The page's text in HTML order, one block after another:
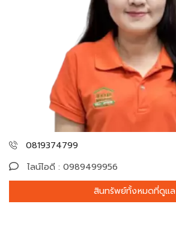
0819374799
ไลน์ไอดี : 0989499956
สินทรัพย์ทั้งหมดที่ดูแล